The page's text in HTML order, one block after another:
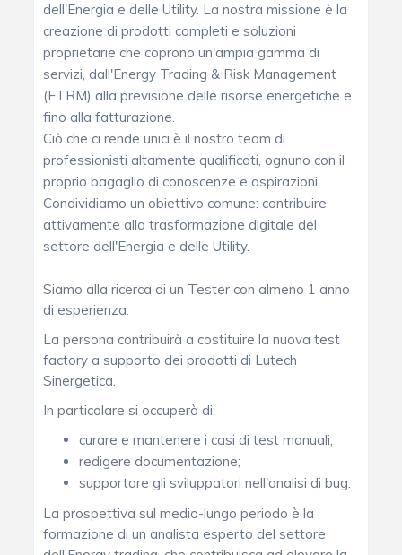
dell'Energia e delle Utility. La nostra missione è la
creazione di prodotti completi e soluzioni
proprietarie che coprono un'ampia gamma di
servizi, dall'Energy Trading & Risk Management
(ETRM) alla previsione delle risorse energetiche e
fino alla fatturazione.
Ciò che ci rende unici è il nostro team di
professionisti altamente qualificati, ognuno con il
proprio bagaglio di conoscenze e aspirazioni.
Condividiamo un obiettivo comune: contribuire
attivamente alla trasformazione digitale del
settore dell'Energia e delle Utility.
Siamo alla ricerca di un Tester con almeno 1 anno
di esperienza.
La persona contribuirà a costituire la nuova test
factory a supporto dei prodotti di Lutech
Sinergetica.
In particolare si occuperà di:
curare e mantenere i casi di test manuali;
redigere documentazione;
supportare gli sviluppatori nell'analisi di bug.
La prospettiva sul medio-lungo periodo è la
formazione di un analista esperto del settore